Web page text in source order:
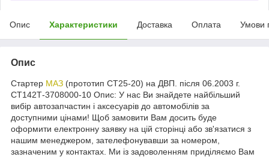
Опис Характеристики Доставка Оплата Умови
Опис
Стартер МАЗ (прототип СТ25-20) на ДВП. після 06.2003 г.
СТ142Т-3708000-10 Опис: У нас Ви знайдете найбільший
вибір автозапчастин і аксесуарів до автомобілів за
доступними цінами! Щоб замовити Вам досить буде
оформити електронну заявку на цій сторінці або зв'язатися з
нашим менеджером, зателефонувавши за номером,
зазначеним у контактах. Ми із задоволенням приділяємо Вам